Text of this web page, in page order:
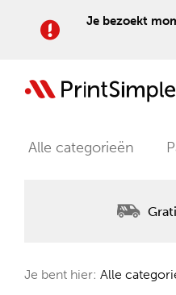
Je bezoekt
Alle categorieën
Je bent hier: Alle